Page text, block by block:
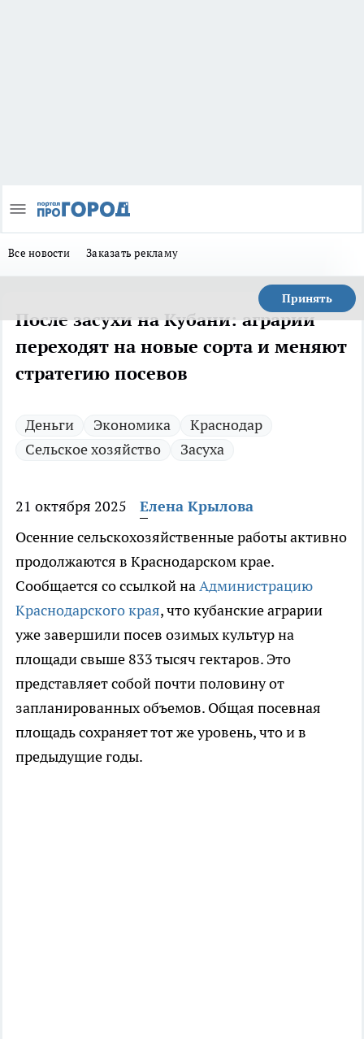
Все новости Заказать рекламу
Принять
После засухи на Кубани: аграрии
переходят на новые сорта и меняют
стратегию посевов
Деньги Экономика
Краснодар
Сельское хозяйство
Засуха
21 октября 2025
Елена Крылова
Осенние сельскохозяйственные работы активно
продолжаются в Краснодарском крае.
Сообщается со ссылкой наАдминистрацию
Краснодарского края, что кубанские аграрии
уже завершили посев озимых культур на
площади свыше 833 тысяч гектаров. Это
представляет собой почти половину от
запланированных объемов. Общая посевная
площадь сохраняет тот же уровень, что и в
предыдущие годы.